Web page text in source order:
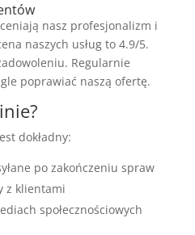
nasz profesjonalizm i
naszych usług to 4.9/5.
Regularnie
poprawiać naszą ofertę.
dokładny:
po zakończeniu spraw
z klientami
społecznościowych